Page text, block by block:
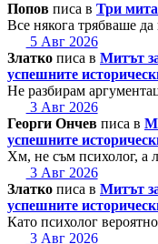
Попов писа в Три мита
Все някога трябваше да
5 Авг 2026
Златко писа в Митът
успешните
Не разбирам
3 Авг 2026
Георги Ончев писа в
успешните
Хм, не съм психолог, а
3 Авг 2026
Златко писа в Митът
успешните
Като психолог
3 Авг 2026